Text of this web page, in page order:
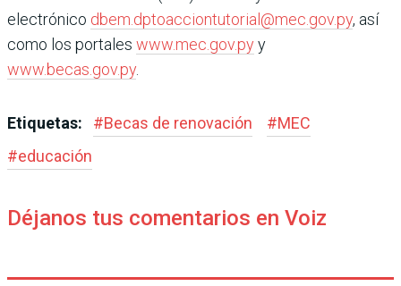
electrónico dbem.dptoacciontutorial@mec.gov.py, así
como los portales www.mec.gov.pyy
www.becas.gov.py.
Etiquetas: #Becas de renovación #MEC
#educación
Déjanos tus comentarios en Voiz